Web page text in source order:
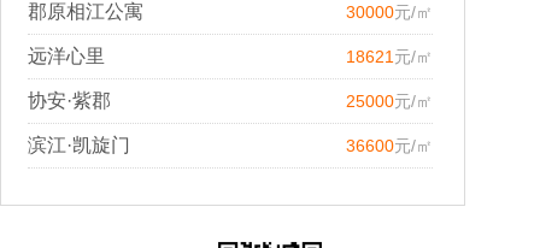
郡原相江公寓 30000元/㎡
远洋心里 18621 元/㎡
协安·紫郡 25000元/㎡
滨江·凯旋门 36600元/㎡